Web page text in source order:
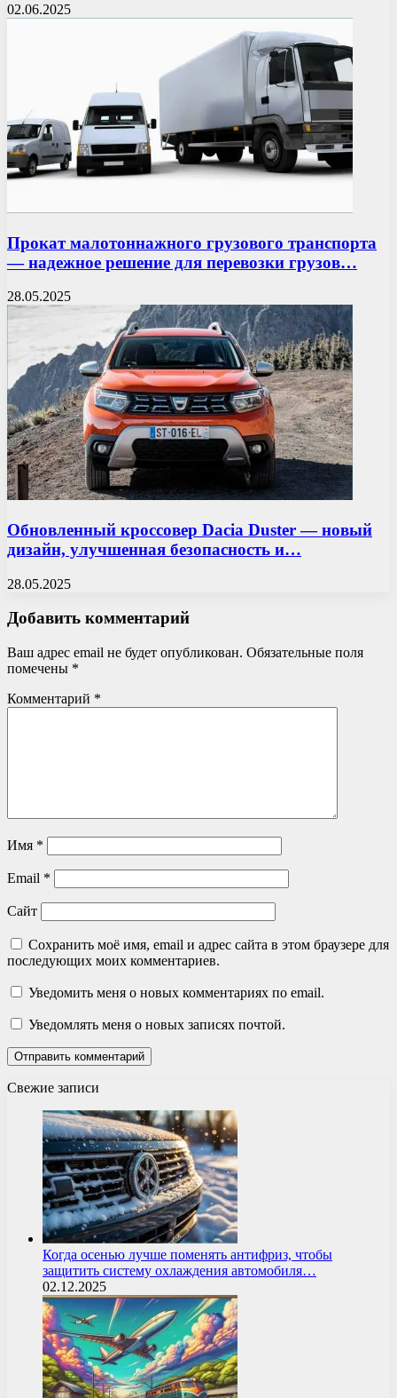
02.06.2025
Прокат малотоннажного грузового транспорта
— надежное решение для перевозки грузов…
28.05.2025
Обновленный кроссовер Dacia Duster — новый
дизайн, улучшенная безопасность и…
28.05.2025
Добавить комментарий
Ваш адрес email не будет опубликован. Обязательные поля
помечены *
Комментарий *
Имя *
Email *
Сайт
Сохранить моё имя, email и адрес сайта в этом браузере для
последующих моих комментариев.
Уведомить меня о новых комментариях по email.
Уведомлять меня о новых записях почтой.
Свежие записи
Когда осенью лучше поменять антифриз, чтобы
защитить систему охлаждения автомобиля…
02.12.2025